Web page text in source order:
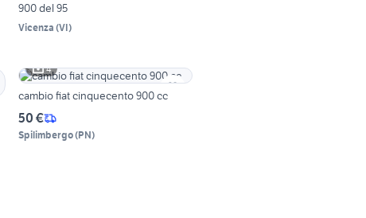
900 del 95
Vicenza (VI)
4
cambio fiat cinquecento 900 cc
50 €
Spilimbergo(PN)